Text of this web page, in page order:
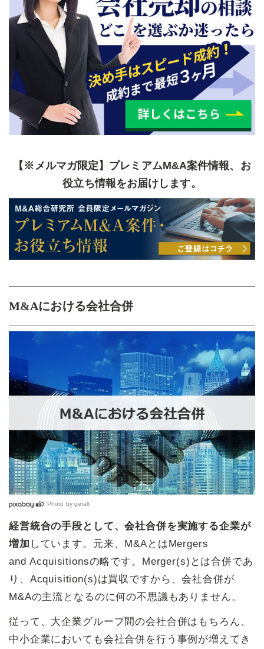
【※メルマガ限定】プレミアムM&A案件情報、お
役立ち情報をお届けします。
M&Aにおける会社合併
Photo by geralt
経営統合の手段として、会社合併を実施する企業が
増加 しています。元来、M&AとはMergers
and Acquisitionsの略です。Merger(s)とは合併であ
り、Acquisition(s)は買収ですから、会社合併が
M&Aの主流となるのに何の不思議もありません。
従って、大企業グループ間の会社合併はもちろん、
中小企業においても会社合併を行う事例が増えてき